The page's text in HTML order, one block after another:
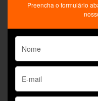
Preencha o formulário